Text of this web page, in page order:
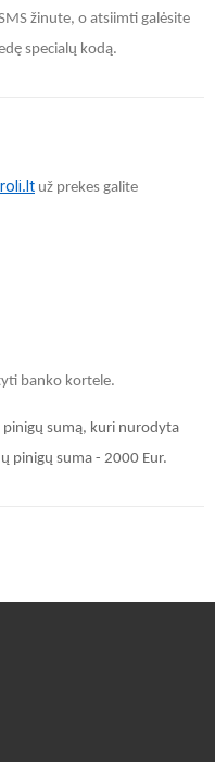
žinute, o atsiimti galėsite
specialų kodą.
už prekes galite
banko kortele.
sumą, kuri nurodyta
pinigų suma - 2000 Eur.